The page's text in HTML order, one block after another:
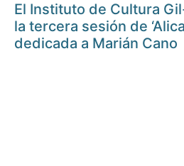
El Instituto de Cultura
la tercera sesión de
dedicada a Marián Cano